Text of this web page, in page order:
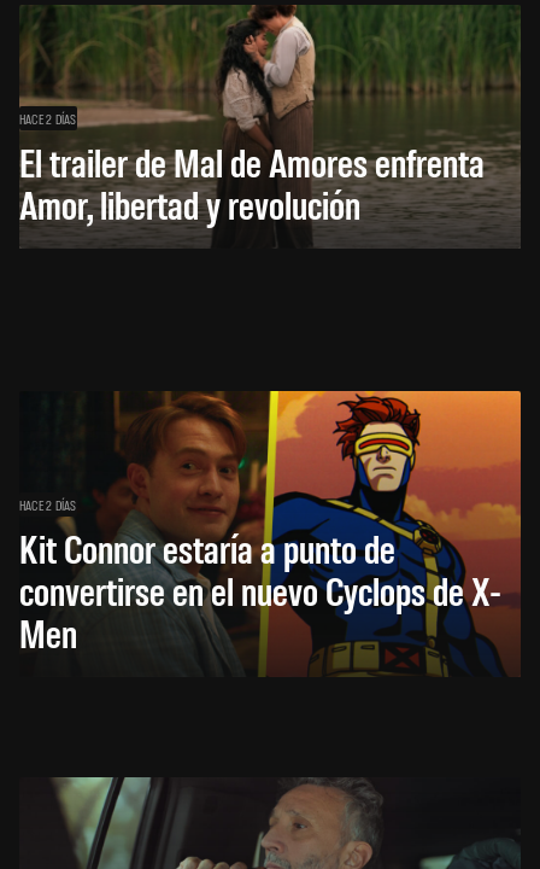
HACE 2 DÍAS
El trailer de Mal de Amores enfrenta
Amor, libertad y revolución
HACE 2 DÍAS
Kit Connor estaría a punto de
convertirse en el nuevo Cyclops de X-
Men